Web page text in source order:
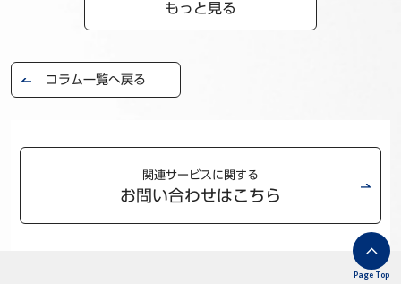
もっと見る
コラム一覧へ戻る
関連サービスに関する
お問い合わせはこちら
Page Top